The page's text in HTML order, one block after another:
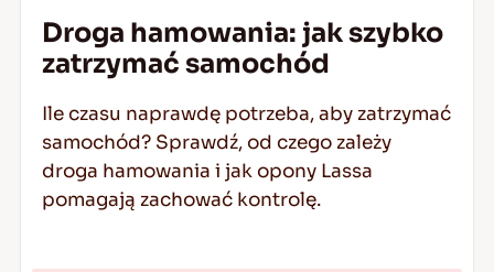
Droga hamowania: jak szybko
zatrzymać samochód
Ile czasu naprawdę potrzeba, aby zatrzymać
samochód? Sprawdź, od czego zależy
droga hamowania i jak opony Lassa
pomagają zachować kontrolę.